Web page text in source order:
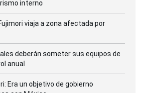
interno
viaja a zona afectada por
deberán someter sus equipos de
anual
Era un objetivo de gobierno